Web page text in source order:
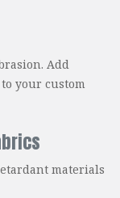
Add
your custom
materials